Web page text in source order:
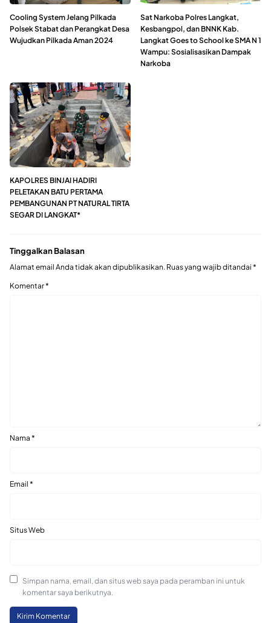
Cooling System Jelang Pilkada
Polsek Stabat dan Perangkat Desa
Wujudkan Pilkada Aman 2024
Sat Narkoba Polres Langkat,
Kesbangpol, dan BNNK Kab.
Langkat Goes to School ke SMA N 1
Wampu: Sosialisasikan Dampak
Narkoba
KAPOLRES BINJAI HADIRI
PELETAKAN BATU PERTAMA
PEMBANGUNAN PT NATURAL TIRTA
SEGAR DI LANGKAT*
Tinggalkan Balasan
Alamat email Anda tidak akan dipublikasikan. Ruas yang wajib ditandai *
Komentar*
Nama *
Email *
Situs Web
Simpan nama, email, dan situs web saya pada peramban ini untuk
komentar saya berikutnya.